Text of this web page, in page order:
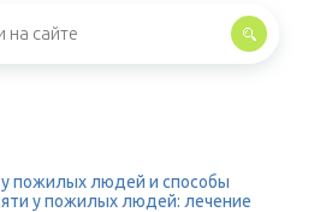
пожилых людей и способы
у пожилых людей: лечение